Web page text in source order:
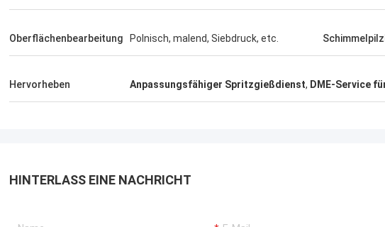
Oberflächenbearbeitung Polnisch, malend, Siebdruck, etc.
Hervorheben Anpassungsfähiger Spritzgießdienst, DME-Service
HINTERLASS EINE NACHRICHT